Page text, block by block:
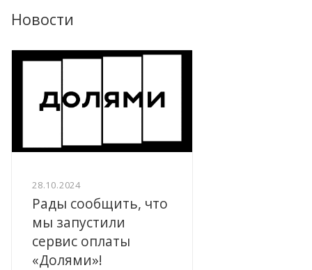
Новости
28.10.2024
Рады сообщить, что
мы запустили
сервис оплаты
«Долями»!